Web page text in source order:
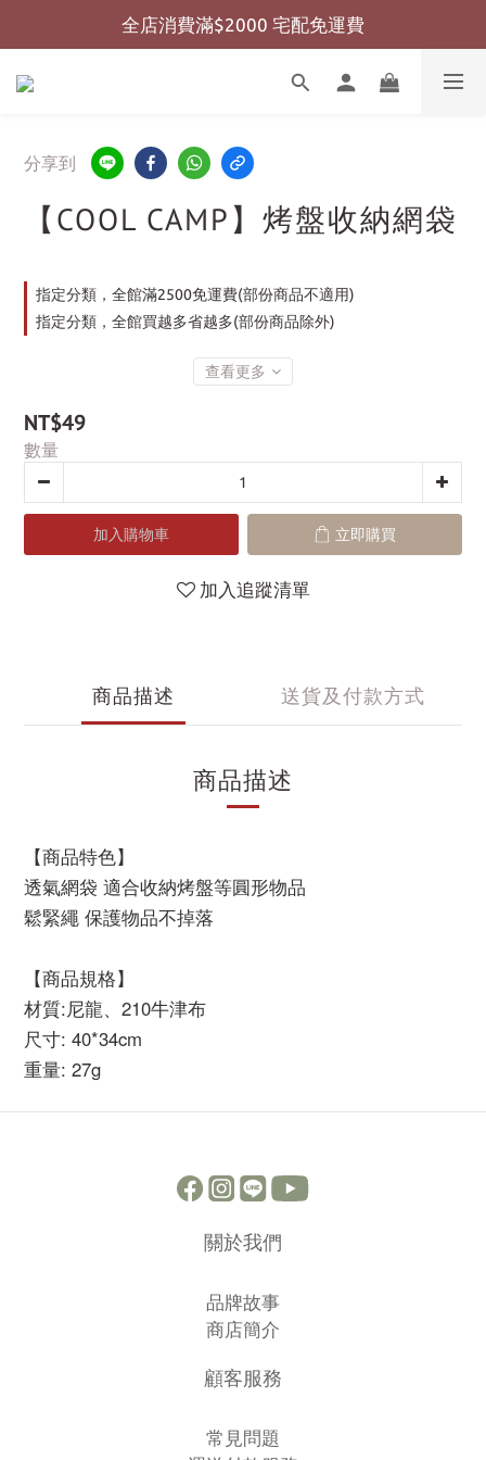
全店消費滿$999 超商免運費
全店消費滿$2000 宅配免運費
全店消費滿$999 超商免運費
分享到
【COOL CAMP】烤盤收納網袋
指定分類，全館滿2500免運費(部份商品不適用)
指定分類，全館買越多省越多(部份商品除外)
查看更多
NT$49
數量
加入購物車 立即購買
加入追蹤清單
商品描述 送貨及付款方式
商品描述
【商品特色】
透氣網袋 適合收納烤盤等圓形物品
鬆緊繩 保護物品不掉落
【商品規格】
材質:尼龍、210牛津布
尺寸: 40*34cm
重量: 27g
關於我們
品牌故事
商店簡介
顧客服務
常見問題